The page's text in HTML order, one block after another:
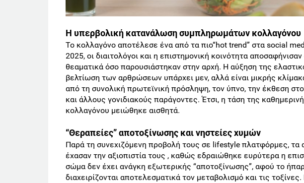
Η υπερβολική κατανάλωση συμπληρωμάτων κολλαγόνου
Το κολλαγόνο αποτέλεσε ένα από τα πιο“hot trend” στα social
2025, οι διαιτολόγοι και η επιστημονική κοινότητα
θεαματικά όσο παρουσιάστηκαν στην αρχή. Η αύξηση της
βελτίωση των αρθρώσεων υπάρχει μεν, αλλά είναι μικρής
από τη συνολική πρωτεϊνική πρόσληψη, τον ύπνο, την έκθεση
και άλλους γονιδιακούς παράγοντες. Έτσι, η τάση της
κολλαγόνου μειώθηκε αισθητά.
“Θεραπείες” αποτοξίνωσης και νηστείες χυμών
Παρά τη συνεχιζόμενη προβολή τους σε lifestyle πλατφόρμες, τα
έχασαν την αξιοπιστία τους , καθώς εδραιώθηκε ευρύτερα η
σώμα δεν έχει ανάγκη εξωτερικής “αποτοξίνωσης”, αφού το
διαχειρίζονται αποτελεσματικά τον μεταβολισμό και τις